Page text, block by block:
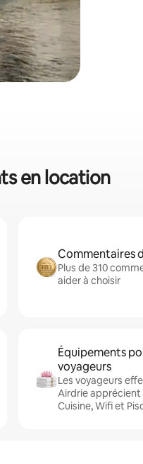
en location
Commentaires
Plus de 310
aider à choisir
Équipements
voyageurs
Les voyageurs
Airdrie apprécient
Cuisine, Wifi et